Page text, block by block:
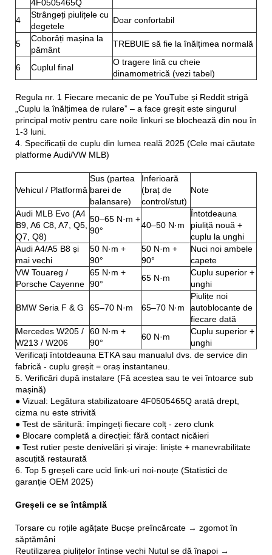
4F0505465Q
4
Strângeți piulițele cu
degetele
Doar confortabil
5
Coborâți mașina la
pământ
TREBUIE să fie la înălțimea normală
6 Cuplul final
O tragere lină cu cheie
dinamometrică (vezi tabel)
Regula nr. 1 Fiecare mecanic de pe YouTube și Reddit strigă
„Cuplu la înălțimea de rulare” – a face greșit este singurul
principal motiv pentru care noile linkuri se blochează din nou în
1-3 luni.
4. Specificații de cuplu din lumea reală 2025 (Cele mai căutate
platforme Audi/VW MLB)
Vehicul / Platformă
Sus (partea
barei de
balansare)
Inferioară
(braț de
control/stut)
Note
Audi MLB Evo (A4
B9, A6 C8, A7, Q5,
Q7, Q8)
50–65 N·m +
90°
40–50 N·m
Întotdeauna
piuliță nouă +
cuplu la unghi
Audi A4/A5 B8 și
mai vechi
50 N·m +
90°
50 N·m +
90°
Nuci noi ambele
capete
VW Touareg /
Porsche Cayenne
65 N·m +
90°
65 N·m
Cuplu superior +
unghi
BMW Seria F & G 65–70 N·m 65–70 N·m
Piulițe noi
autoblocante de
fiecare dată
Mercedes W205 /
W213 / W206
60 N·m +
90°
60 N·m
Cuplu superior +
unghi
Verificați întotdeauna ETKA sau manualul dvs. de service din
fabrică - cuplu greșit = oraș instantaneu.
5. Verificări după instalare (Fă acestea sau te vei întoarce sub
mașină)
● Vizual: Legătura stabilizatoare 4F0505465Q arată drept,
cizma nu este strivită
● Test de săritură: împingeți fiecare colț - zero clunk
● Blocare completă a direcției: fără contact nicăieri
● Test rutier peste denivelări și viraje: liniște + manevrabilitate
ascuțită restaurată
6. Top 5 greșeli care ucid link-uri noi-nouțe (Statistici de
garanție OEM 2025)
Greșeli ce se întâmplă
Torsare cu roțile agățate Bucșe preîncărcate → zgomot în
săptămâni
Reutilizarea piulițelor întinse vechi Nutul se dă înapoi →